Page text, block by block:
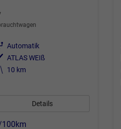
Getriebe Automatik
ATLAS WEIß
10 km
Details